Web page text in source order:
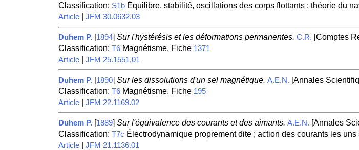
Classification: S1bÉquilibre, stabilité, oscillations des corps flottants ; théorie du
Article| JFM 30.0632.03
Duhem P. [1894] Sur l'hystérésis et les déformations permanentes. C.R. [Comptes
Classification: T6Magnétisme. Fiche 1371
Article| JFM 25.1551.01
Duhem P. [1890] Sur les dissolutions d'un sel magnétique. A.E.N. [Annales
Classification: T6Magnétisme. Fiche 195
Article| JFM 22.1169.02
Duhem P. [1889] Sur l'équivalence des courants et des aimants. A.E.N. [Annales
Classification: T7c Électrodynamique proprement dite ; action des courants les
Article| JFM 21.1136.01